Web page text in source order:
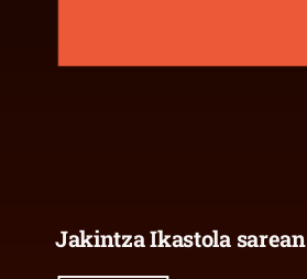
Jakintza Ikastola sarean